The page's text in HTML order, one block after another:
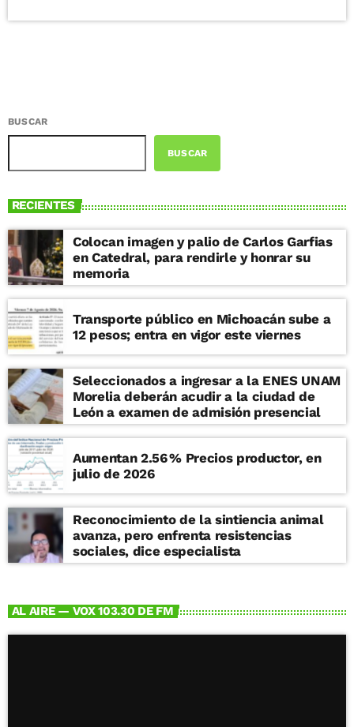
BUSCAR
BUSCAR
RECIENTES
Colocan imagen y palio de Carlos Garfias
en Catedral, para rendirle y honrar su
memoria
Transporte público en Michoacán sube a
12 pesos; entra en vigor este viernes
Seleccionados a ingresar a la ENES UNAM
Morelia deberán acudir a la ciudad de
León a examen de admisión presencial
Aumentan 2.56 % Precios productor, en
julio de 2026
Reconocimiento de la sintiencia animal
avanza, pero enfrenta resistencias
sociales, dice especialista
AL AIRE — VOX 103.30 DE FM